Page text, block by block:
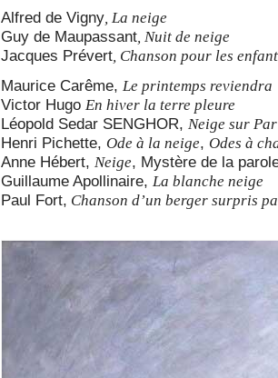
Alfred de Vigny, La neige
Guy de Maupassant, Nuit de neige
Jacques Prévert, Chanson pour les
Maurice Carême, Le printemps reviendra
Victor Hugo En hiver la terre pleure
Léopold Sedar SENGHOR, Neige sur
Henri Pichette, Ode à la neige, Odes à
Anne Hébert, Neige, Mystère de la
Guillaume Apollinaire, La blanche neige
Paul Fort, Chanson d’un berger surpris